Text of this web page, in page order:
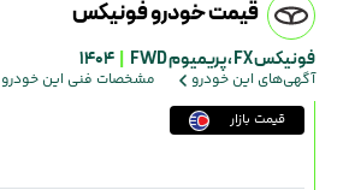
قیمت خودرو فونیکس
فونیکس FX ، پریمیوم FWD 1404
آگهی‌های این خودرو مشخصات فنی این خودرو
قیمت بازار